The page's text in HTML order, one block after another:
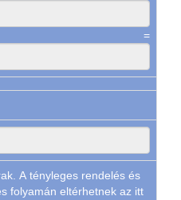
=
A tényleges rendelés és
folyamán eltérhetnek az itt